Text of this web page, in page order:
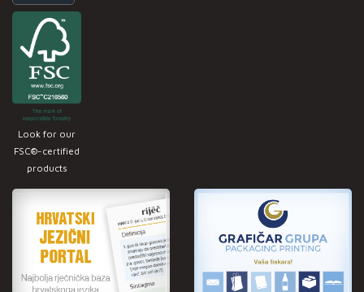
Look for our
FSC®-certified
products